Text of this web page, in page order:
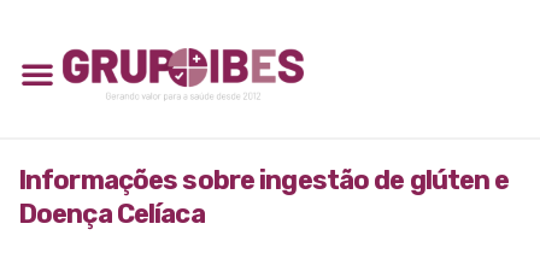
Informações sobre ingestão de glúten e
Doença Celíaca